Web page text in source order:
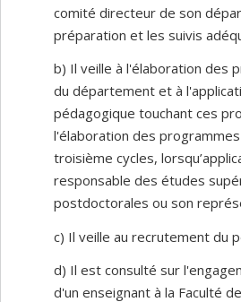
comité directeur de son
préparation et les suivis
b) Il veille à l'élaboration des
du département et à
pédagogique touchant ces
l'élaboration des
troisième cycles,
responsable des études
postdoctorales ou son
c) Il veille au recrutement du
d) Il est consulté sur
d'un enseignant à la Faculté